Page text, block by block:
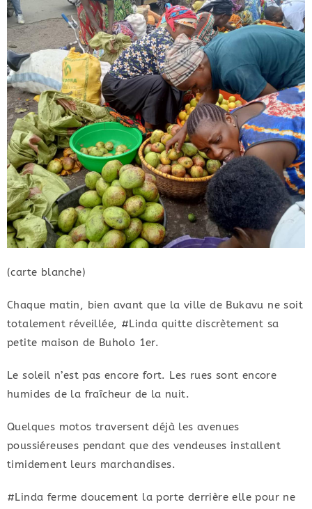
(carte blanche)
Chaque matin, bien avant que la ville de Bukavu ne soit
totalement réveillée, #Linda quitte discrètement sa
petite maison de Buholo 1er.
Le soleil n’est pas encore fort. Les rues sont encore
humides de la fraîcheur de la nuit.
Quelques motos traversent déjà les avenues
poussiéreuses pendant que des vendeuses installent
timidement leurs marchandises.
#Linda ferme doucement la porte derrière elle pour ne